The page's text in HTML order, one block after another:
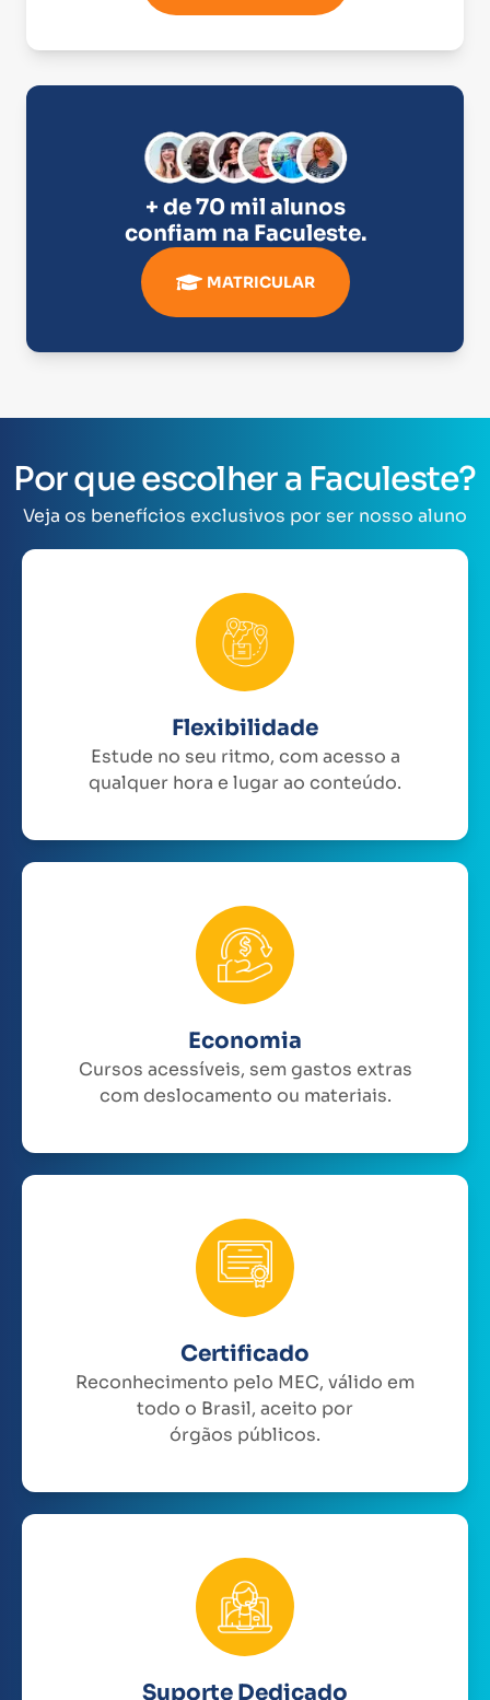
+ de 70 mil alunos
confiam na Faculeste.
MATRICULAR
Por que escolher a Faculeste?
Veja os benefícios exclusivos por ser nosso aluno
Flexibilidade
Estude no seu ritmo, com acesso a
qualquer hora e lugar ao conteúdo.
Economia
Cursos acessíveis, sem gastos extras
com deslocamento ou materiais.
Certificado
Reconhecimento pelo MEC, válido em
todo o Brasil, aceito por
órgãos públicos.
Suporte Dedicado